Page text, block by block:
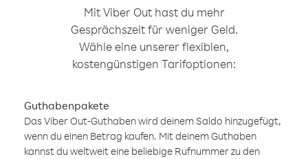
Mit Viber Out hast du mehr
Gesprächszeit für weniger Geld.
Wähle eine unserer flexiblen,
kostengünstigen Tarifoptionen:
Guthabenpakete
Das Viber Out-Guthaben wird deinem Saldo hinzugefügt,
wenn du einen Betrag kaufen. Mit deinem Guthaben
kannst du weltweit eine beliebige Rufnummer zu den